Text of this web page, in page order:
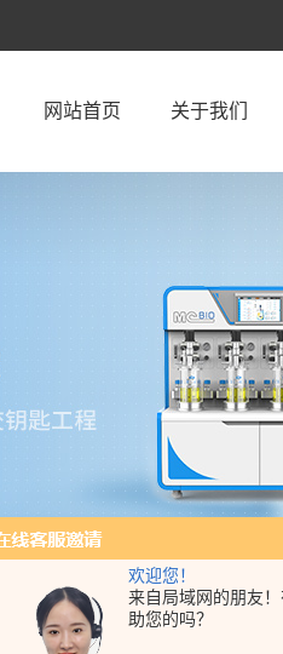
欢迎您！
来自局域网的朋友
助您的吗？
网站首页 关于我们